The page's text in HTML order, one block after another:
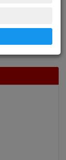
archív